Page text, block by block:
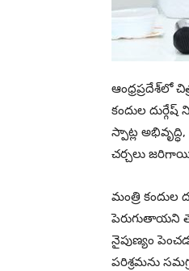
ఆంధ్రప్రదేశ్‌లో
కందుల
స్పాట్ల
చర్చలు
మంత్రి
పెరుగుతాయని
నైపుణ్యం
పరిశ్రమను